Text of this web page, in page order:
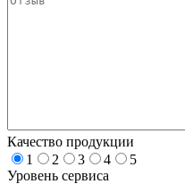
Качество продукции
1
2 3 4
5
Уровень сервиса